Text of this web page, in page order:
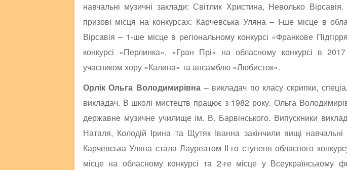
навчальні музичні заклади: Світлик Христина, Неволько
призові місця на конкурсах: Карчевська Уляна – І-ше місце в
Вірсавія – 1-ше місце в регіональному конкурсі «Франкове
конкурсі «Перлинка», «Гран Прі» на обласному конкурсі в
учасником хору «Калина» та ансамблю «Любисток».
Орлік Ольга Володимирівна– викладач по класу скрипки,
викладач. В школі мистецтв працює з 1982 року. Ольга
державне музичне училище ім. В. Барвінського. Випускники
Наталя, Колодій Ірина та Щутяк Іванна закінчили вищі
Карчевська Уляна стала Лауреатом ІІ-го ступеня обласного
місце на обласному конкурсі та 2-ге місце у Всеукраїнському